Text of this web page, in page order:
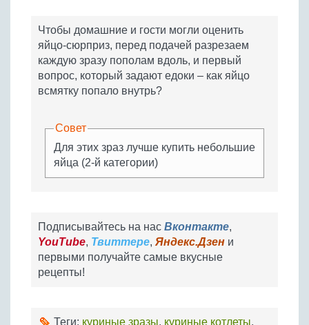
Чтобы домашние и гости могли оценить
яйцо-сюрприз, перед подачей разрезаем
каждую зразу пополам вдоль, и первый
вопрос, который задают едоки – как яйцо
всмятку попало внутрь?
Совет
Для этих зраз лучше купить небольшие
яйца (2-й категории)
Подписывайтесь на нас Вконтакте,
YouTube, Твиттере, Яндекс.Дзен и
первыми получайте самые вкусные
рецепты!
Теги: куриные зразы, куриные котлеты,